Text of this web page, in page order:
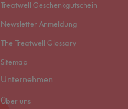
Treatwell Geschenkgutschein
Newsletter Anmeldung
The Treatwell Glossary
Sitemap
Unternehmen
Über uns